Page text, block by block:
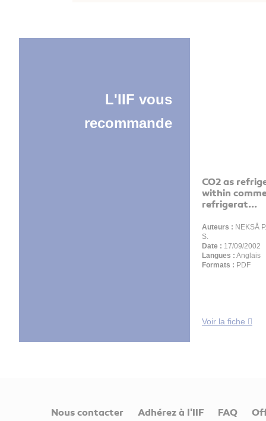
L'IIF vous
recommande
CO2 as
within
refrigerat...
Auteurs : NEKSÅ
S.
Date : 17/09/2002
Langues : Anglais
Formats : PDF
Voir la fiche
Nous contacter Adhérez à l'IIF FAQ